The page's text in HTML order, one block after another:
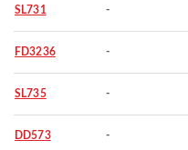
SL731 -
FD3236 -
SL735 -
DD573 -